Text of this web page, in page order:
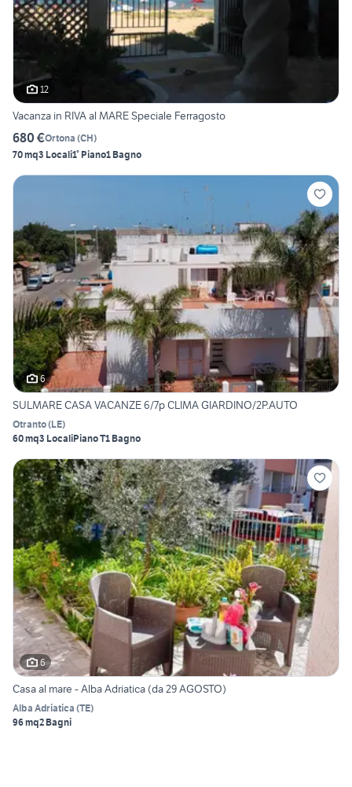
12
Vacanza in RIVA al MARE Speciale Ferragosto
680 €Ortona (CH)
70 mq3 Locali1° Piano1 Bagno
6
SULMARE CASA VACANZE 6/7p CLIMA GIARDINO/2P.AUTO
Otranto(LE)
60 mq3 LocaliPiano T1 Bagno
6
Casa al mare - Alba Adriatica (da 29 AGOSTO)
Alba Adriatica (TE)
96 mq2 Bagni